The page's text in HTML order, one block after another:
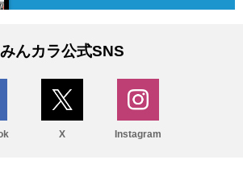
みんカラ公式SNS
X Instagram